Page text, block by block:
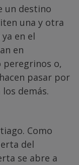
un destino
una y otra
en el
en
peregrinos o,
pasar por
demás.
Como
del
se abre a